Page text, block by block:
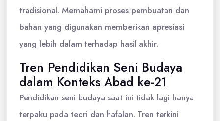
tradisional. Memahami proses pembuatan dan
bahan yang digunakan memberikan apresiasi
yang lebih dalam terhadap hasil akhir.
Tren Pendidikan Seni Budaya
dalam Konteks Abad ke-21
Pendidikan seni budaya saat ini tidak lagi hanya
terpaku pada teori dan hafalan. Tren terkini